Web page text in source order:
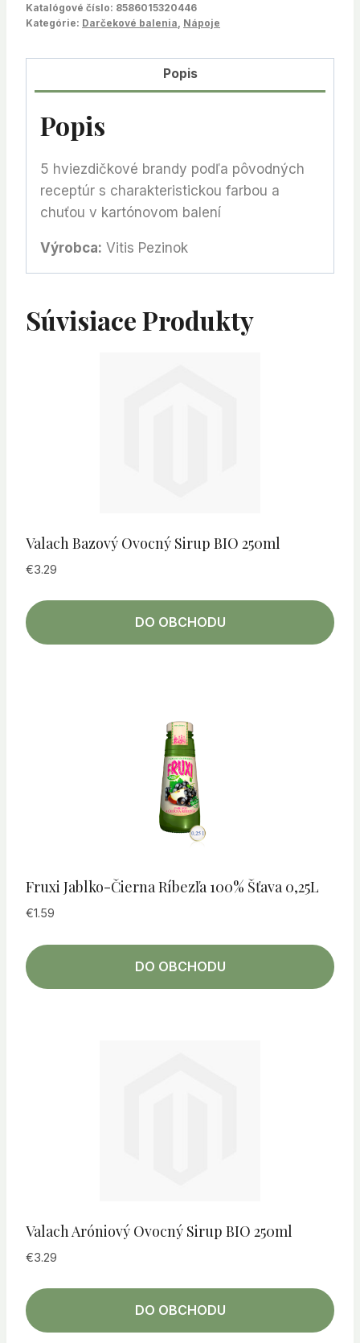
Katalógové číslo: 8586015320446
Kategórie: Darčekové balenia Nápoje
Popis
Popis
5 hviezdičkové brandy podľa pôvodných
receptúr s charakteristickou farbou a
chuťou v kartónovom balení
Výrobca: Vitis Pezinok
Súvisiace Produkty
Valach Bazový Ovocný Sirup BIO 250ml
€3.29
DO OBCHODU
Fruxi Jablko-Čierna Ríbezľa 100% Šťava 0,25L
€1.59
DO OBCHODU
Valach Aróniový Ovocný Sirup BIO 250ml
€3.29
DO OBCHODU